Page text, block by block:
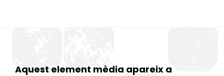
Aquest element mèdia apareix a